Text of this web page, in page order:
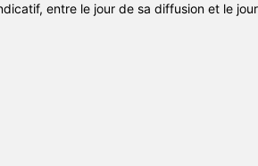
entre le jour de sa diffusion et le